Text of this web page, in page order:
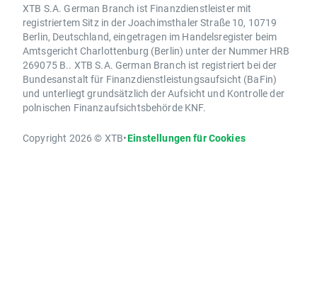
XTB S.A. German Branch ist Finanzdienstleister mit
registriertem Sitz in der Joachimsthaler Straße 10, 10719
Berlin, Deutschland, eingetragen im Handelsregister beim
Amtsgericht Charlottenburg (Berlin) unter der Nummer HRB
269075 B.. XTB S.A. German Branch ist registriert bei der
Bundesanstalt für Finanzdienstleistungsaufsicht (BaFin)
und unterliegt grundsätzlich der Aufsicht und Kontrolle der
polnischen Finanzaufsichtsbehörde KNF.
Copyright 2026 © XTB•Einstellungen für Cookies